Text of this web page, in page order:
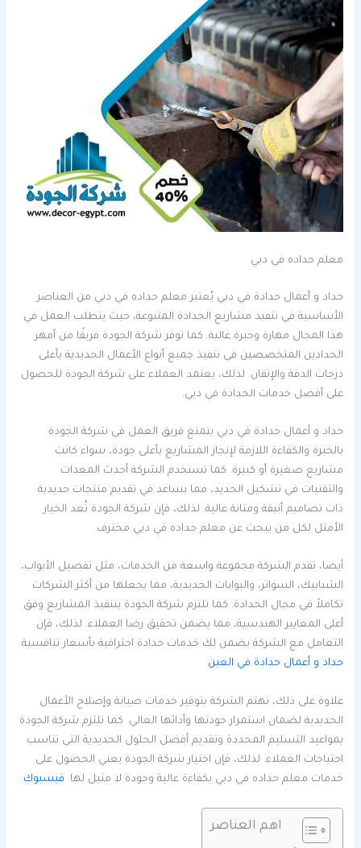
معلم حداده في دبي
حداد و أعمال حدادة في دبي يُعتبر معلم حداده في دبي من العناصر
الأساسية في تنفيذ مشاريع الحدادة المتنوعة، حيث يتطلب العمل في
هذا المجال مهارة وخبرة عالية. كما توفر شركة الجودة فريقًا من أمهر
الحدادين المتخصصين في تنفيذ جميع أنواع الأعمال الحديدية بأعلى
درجات الدقة والإتقان. لذلك، يعتمد العملاء على شركة الجودة للحصول
على أفضل خدمات الحدادة في دبي.
حداد و أعمال حدادة في دبي يتمتع فريق العمل في شركة الجودة
بالخبرة والكفاءة اللازمة لإنجاز المشاريع بأعلى جودة، سواء كانت
مشاريع صغيرة أو كبيرة. كما تستخدم الشركة أحدث المعدات
والتقنيات في تشكيل الحديد، مما يساعد في تقديم منتجات حديدية
ذات تصاميم أنيقة ومتانة عالية. لذلك، فإن شركة الجودة تُعد الخيار
الأمثل لكل من يبحث عن معلم حداده في دبي محترف.
أيضا، تقدم الشركة مجموعة واسعة من الخدمات، مثل تفصيل الأبواب،
الشبابيك، السواتر، والبوابات الحديدية، مما يجعلها من أكثر الشركات
تكاملاً في مجال الحدادة. كما تلتزم شركة الجودة بتنفيذ المشاريع وفق
أعلى المعايير الهندسية، مما يضمن تحقيق رضا العملاء. لذلك، فإن
التعامل مع الشركة يضمن لك خدمات حدادة احترافية بأسعار تنافسية.
حداد و أعمال حدادة في العين
علاوة على ذلك، تهتم الشركة بتوفير خدمات صيانة وإصلاح الأعمال
الحديدية لضمان استمرار جودتها وأدائها العالي. كما تلتزم شركة الجودة
بمواعيد التسليم المحددة وتقديم أفضل الحلول الحديدية التي تناسب
احتياجات العملاء. لذلك، فإن اختيار شركة الجودة يعني الحصول على
خدمات معلم حداده في دبي بكفاءة عالية وجودة لا مثيل لها. فيسبوك
اهم العناصر